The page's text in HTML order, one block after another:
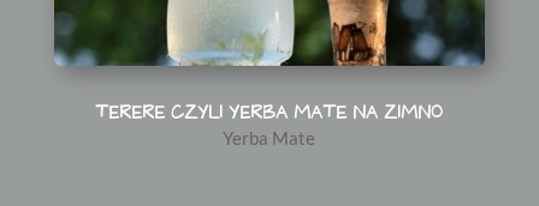
TERERE CZYLI YERBA MATE NA ZIMNO
Yerba Mate